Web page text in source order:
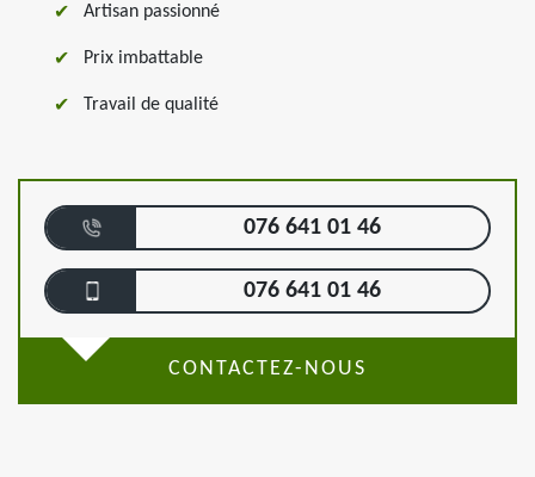
Artisan passionné
Prix imbattable
Travail de qualité
076 641 01 46
076 641 01 46
CONTACTEZ-NOUS